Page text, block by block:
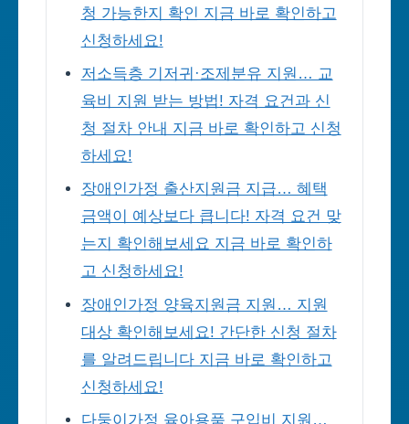
청 가능한지 확인 지금 바로 확인하고
신청하세요!
저소득층 기저귀·조제분유 지원… 교
육비 지원 받는 방법! 자격 요건과 신
청 절차 안내 지금 바로 확인하고 신청
하세요!
장애인가정 출산지원금 지급… 혜택
금액이 예상보다 큽니다! 자격 요건 맞
는지 확인해보세요 지금 바로 확인하
고 신청하세요!
장애인가정 양육지원금 지원… 지원
대상 확인해보세요! 간단한 신청 절차
를 알려드립니다 지금 바로 확인하고
신청하세요!
다둥이가정 육아용품 구입비 지원…